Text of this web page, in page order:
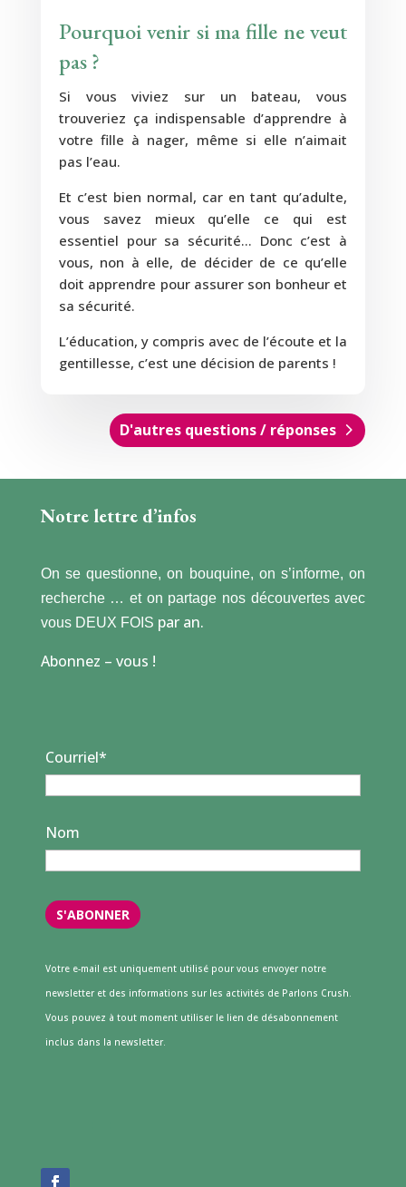
Pourquoi venir si ma fille ne veut
pas ?
Si vous viviez sur un bateau, vous
trouveriez ça indispensable d’apprendre à
votre fille à nager, même si elle n’aimait
pas l’eau.
Et c’est bien normal, car en tant qu’adulte,
vous savez mieux qu’elle ce qui est
essentiel pour sa sécurité… Donc c’est à
vous, non à elle, de décider de ce qu’elle
doit apprendre pour assurer son bonheur et
sa sécurité.
L’éducation, y compris avec de l’écoute et la
gentillesse, c’est une décision de parents !
D'autres questions / réponses
Notre lettre d’infos
On se questionne, on bouquine, on s’informe, on
recherche … et on partage nos découvertes avec
vous DEUX FOIS par an.
Abonnez – vous !
Courriel*
Nom
Votre e-mail est uniquement utilisé pour vous envoyer notre
newsletter et des informations sur les activités de Parlons Crush.
Vous pouvez à tout moment utiliser le lien de désabonnement
inclus dans la newsletter.